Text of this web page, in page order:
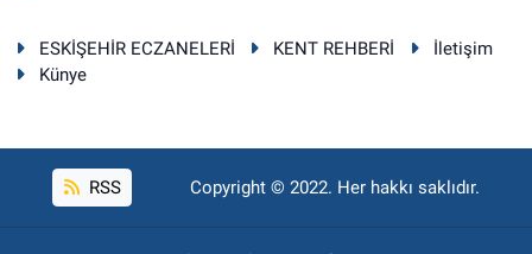
ESKİŞEHİR ECZANELERİ KENT REHBERİ
İletişim
Künye
RSS Copyright © 2022. Her hakkı saklıdır.